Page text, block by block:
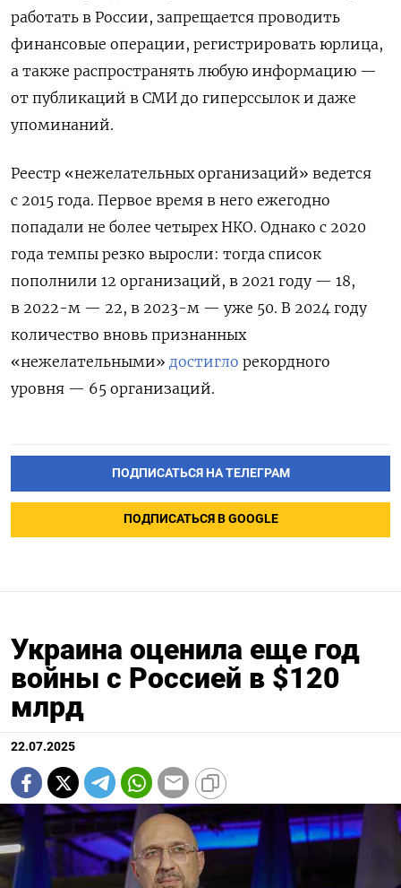
работать в России, запрещается проводить
финансовые операции, регистрировать юрлица,
а также распространять любую информацию —
от публикаций в СМИ до гиперссылок и даже
упоминаний.
Реестр «нежелательных организаций» ведется
с 2015 года. Первое время в него ежегодно
попадали не более четырех НКО. Однако с 2020
года темпы резко выросли: тогда список
пополнили 12 организаций, в 2021 году — 18,
в 2022-м — 22, в 2023-м — уже 50. В 2024 году
количество вновь признанных
«нежелательными» достигло рекордного
уровня — 65 организаций.
ПОДПИСАТЬСЯ НА ТЕЛЕГРАМ
ПОДПИСАТЬСЯ В GOOGLE
Украина оценила еще год
войны с Россией в $120
млрд
22.07.2025